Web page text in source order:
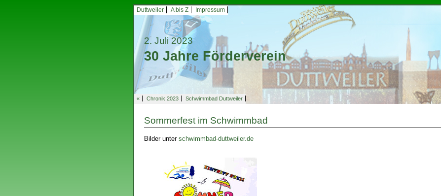
Duttweiler A bis Z Impressum
2. Juli 2023
30 Jahre Förderverein
« Chronik 2023 Schwimmbad Duttweiler
Sommerfest im Schwimmbad
Bilder unter schwimmbad-duttweiler.de